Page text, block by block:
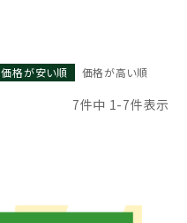
価格が安い順 価格が高い順
7件中 1-7件表示